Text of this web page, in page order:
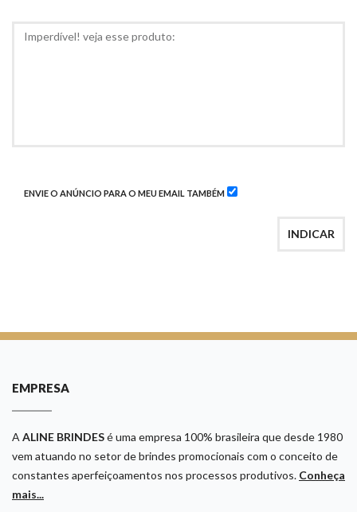
ENVIE O ANÚNCIO PARA O MEU EMAIL TAMBÉM
INDICAR
EMPRESA
A ALINE BRINDESé uma empresa 100% brasileira que desde 1980
vem atuando no setor de brindes promocionais com o conceito de
constantes aperfeiçoamentos nos processos produtivos. Conheça
mais...